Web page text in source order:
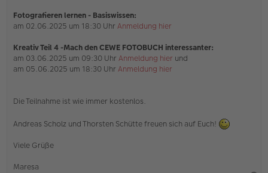
Fotografieren lernen - Basiswissen:
am 02.06.2025 um 18:30 Uhr Anmeldung hier
Kreativ Teil 4 -Mach den CEWE FOTOBUCH interessanter:
am 03.06.2025 um 09:30 Uhr Anmeldung hier und
am 05.06.2025 um 18:30 Uhr Anmeldung hier
Die Teilnahme ist wie immer kostenlos.
Andreas Scholz und Thorsten Schütte freuen sich auf Euch!
Viele Grüße
Maresa